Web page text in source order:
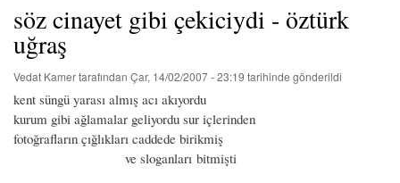
söz cinayet gibi çekiciydi - öztürk
uğraş
Vedat Kamertarafından Çar, 14/02/2007 - 23:19 tarihinde gönderildi
kent süngü yarası almış acı akıyordu
kurum gibi ağlamalar geliyordu sur içlerinden
fotoğrafların çığlıkları caddede birikmiş
ve sloganları bitmişti